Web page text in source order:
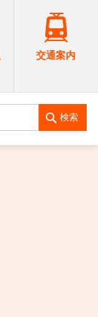
交通案内
検索